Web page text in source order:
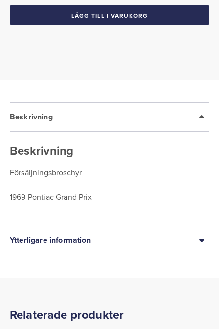
LÄGG TILL I VARUKORG
Beskrivning
Beskrivning
Försäljningsbroschyr
1969 Pontiac Grand Prix
Ytterligare information
Relaterade produkter